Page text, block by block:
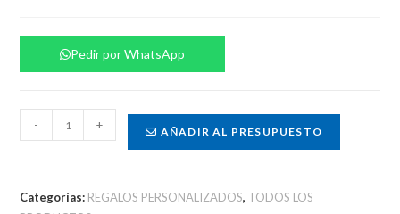
Pedir por WhatsApp
de
- + AÑADIR AL PRESUPUESTO
Categorías: REGALOS PERSONALIZADOS, TODOS LOS